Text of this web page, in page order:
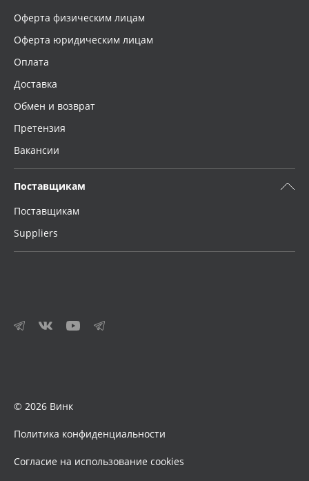
Оферта физическим лицам
Оферта юридическим лицам
Оплата
Доставка
Обмен и возврат
Претензия
Вакансии
Поставщикам
Поставщикам
Suppliers
© 2026 Винк
Политика конфиденциальности
Согласие на использование cookies